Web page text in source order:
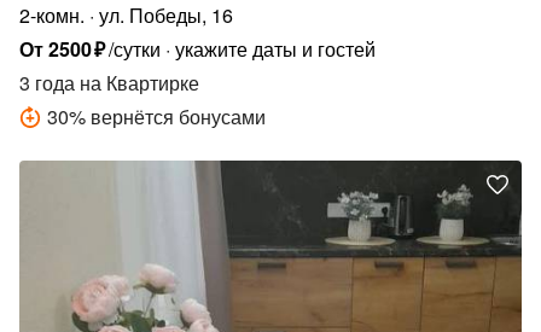
2-комн. ул. Победы, 16
От2500₽/сутки укажите даты и гостей
3 года на Квартирке
30% вернётся бонусами